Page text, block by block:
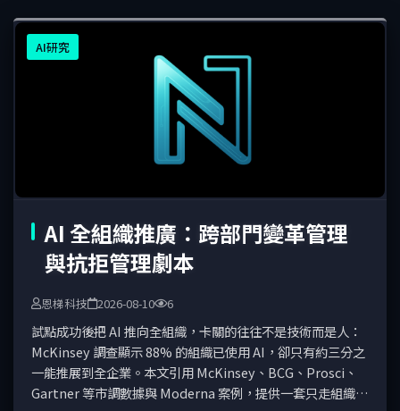
AI研究
AI 全組織推廣：跨部門變革管理
與抗拒管理劇本
恩梯科技 2026-08-10 6
試點成功後把 AI 推向全組織，卡關的往往不是技術而是人：
McKinsey 調查顯示 88% 的組織已使用 AI，卻只有約三分之
一能推展到全企業。本文引用 McKinsey、BCG、Prosci、
Gartner 等市調數據與 Moderna 案例，提供一套只走組織與